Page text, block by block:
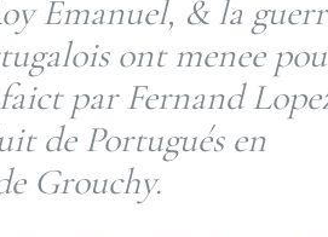
Emanuel, & la
ont menee
par Fernand
de Portugués en
Grouchy.